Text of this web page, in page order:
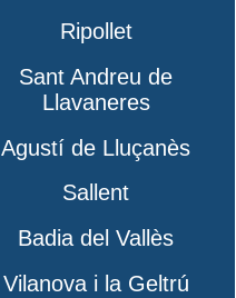
Ripollet
Sant Andreu de
Llavaneres
Agustí de Lluçanès
Sallent
Badia del Vallès
Vilanova i la Geltrú